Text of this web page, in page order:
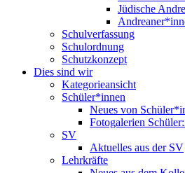
Jüdische
Schulverfassung
Schulordnung
Schutzkonzept
Dies sind wir
Kategorieansicht
Schüler*innen
Neues von
Fotogalerien
SV
Aktuelles aus der SV
Lehrkräfte